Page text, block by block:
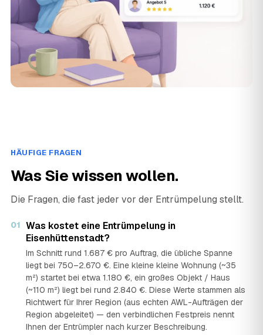
HÄUFIGE FRAGEN
Was Sie wissen wollen.
Die Fragen, die fast jeder vor der Entrümpelung stellt.
01 Was kostet eine Entrümpelung in
Eisenhüttenstadt?
Im Schnitt rund 1.687 € pro Auftrag, die übliche Spanne
liegt bei 750–2.670 €. Eine kleine kleine Wohnung (~35
m²) startet bei etwa 1.180 €, ein großes Objekt / Haus
(~110 m²) liegt bei rund 2.840 €. Diese Werte stammen als
Richtwert für Ihrer Region (aus echten AWL-Aufträgen der
Region abgeleitet) — den verbindlichen Festpreis nennt
Ihnen der Entrümpler nach kurzer Beschreibung.